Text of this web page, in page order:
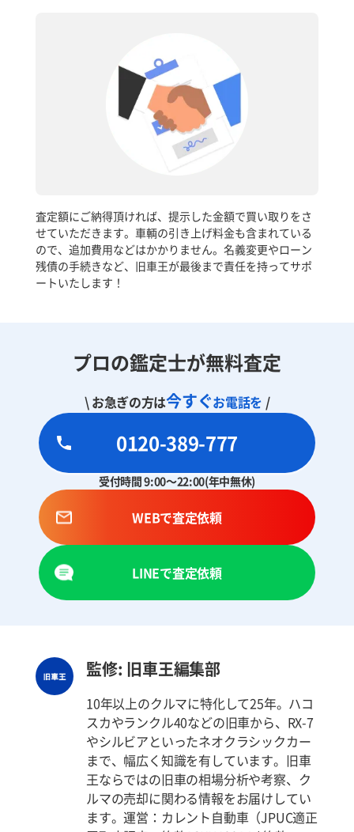
査定額にご納得頂ければ、提示した金額で買い取りをさ
せていただきます。車輌の引き上げ料金も含まれている
ので、追加費用などはかかりません。名義変更やローン
残債の手続きなど、旧車王が最後まで責任を持ってサポ
ートいたします！
プロの鑑定士が無料査定
\ お急ぎの方は今すぐお電話を /
0120-389-777
受付時間 9:00～22:00(年中無休)
WEBで査定依頼
LINEで査定依頼
監修: 旧車王編集部
10年以上のクルマに特化して25年。ハコ
スカやランクル40などの旧車から、RX-7
やシルビアといったネオクラシックカー
まで、幅広く知識を有しています。旧車
王ならではの旧車の相場分析や考察、ク
ルマの売却に関わる情報をお届けしてい
ます。運営：カレント自動車（JPUC適正